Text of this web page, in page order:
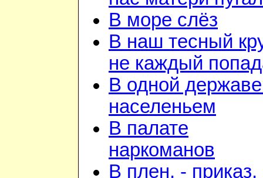
В море слёз
В наш тесный
не каждый
В одной
населеньем
В палате
наркоманов
В плен, - приказ,